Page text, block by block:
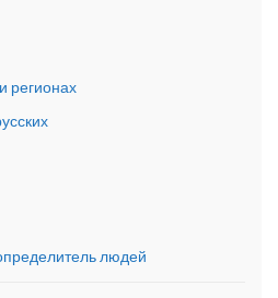
регионах
людей